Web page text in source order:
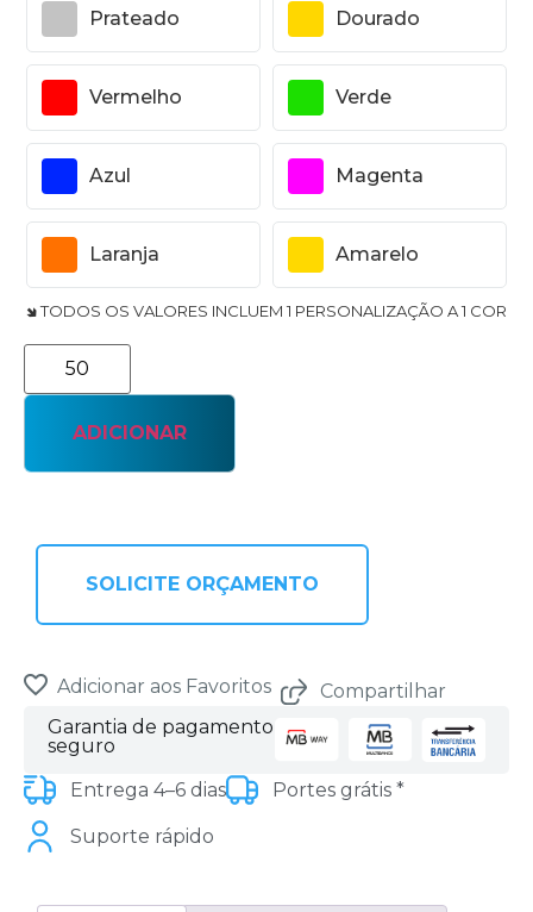
Prateado Dourado
Vermelho Verde
Azul Magenta
Laranja Amarelo
🢆 TODOS OS VALORES INCLUEM 1 PERSONALIZAÇÃO A 1 COR
ADICIONAR
SOLICITE ORÇAMENTO
Adicionar aos Favoritos
Compartilhar
Garantia de pagamento
seguro
Entrega 4–6 dias
Portes grátis *
Suporte rápido